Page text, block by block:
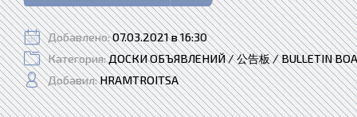
Добавлено:07.03.2021 в 16:30
Категория:ДОСКИ ОБЪЯВЛЕНИЙ / 公告板 / BULLETIN
Добавил:HRAMTROITSA